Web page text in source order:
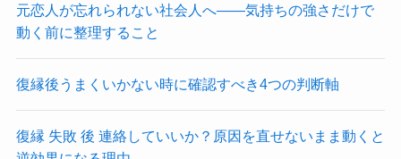
元恋人が忘れられない社会人へ――気持ちの強さだけで
動く前に整理すること
復縁後うまくいかない時に確認すべき4つの判断軸
復縁 失敗 後 連絡していいか？原因を直せないまま動くと